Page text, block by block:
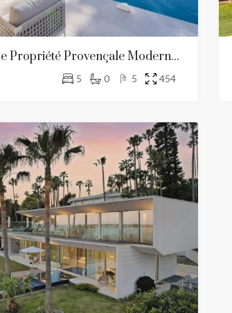
Somptueuse Propriété Provençale Moderne – Cannes
5 0 5 454